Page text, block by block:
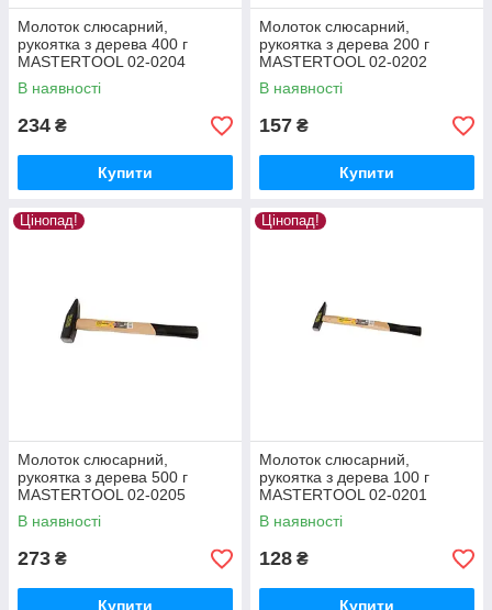
Молоток слюсарний,
рукоятка з дерева 400 г
MASTERTOOL 02-0204
В наявності
234 ₴
Купити
Молоток слюсарний,
рукоятка з дерева 200 г
MASTERTOOL 02-0202
В наявності
157 ₴
Купити
Цінопад!
Молоток слюсарний,
рукоятка з дерева 500 г
MASTERTOOL 02-0205
В наявності
273 ₴
Купити
Цінопад!
Молоток слюсарний,
рукоятка з дерева 100 г
MASTERTOOL 02-0201
В наявності
128 ₴
Купити